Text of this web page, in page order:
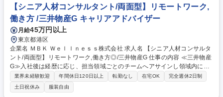
成/採用関連事務全般 募集職種 【職業紹介業務】転勤無/残業10h前後/える
ぼし認定取得/三菱UFJ銀行100％子会社
【シニア人材コンサルタント/両面型】リモートワーク,
働き方 /三井物産G キャリアアドバイザー
月給45万円以上
東京都港区
企業名 ＭＢＫ Ｗｅｌｌｎｅｓｓ株式会社 求人名 【シニア人材コンサルタ
ント/両面型】リモートワーク,働き方◎/三井物産G 仕事の内容 ≪三井物産
G≫入社後は経歴に応じ、担当領域ごとのチームへアサインし領域内に
て、両面型として求人獲得～スカウトサイトでの候補者獲得～面談～内定
までのフォローをお任せいたします。 【RA】同じ領域を担当する複数の
コンサルタントとカバーしあいながら、協力・協調してチームで人材サー
業界未経験歓迎 年間休日120日以上 転勤なし 在宅OK
完全週休2日制
土日祝休み
服装自由